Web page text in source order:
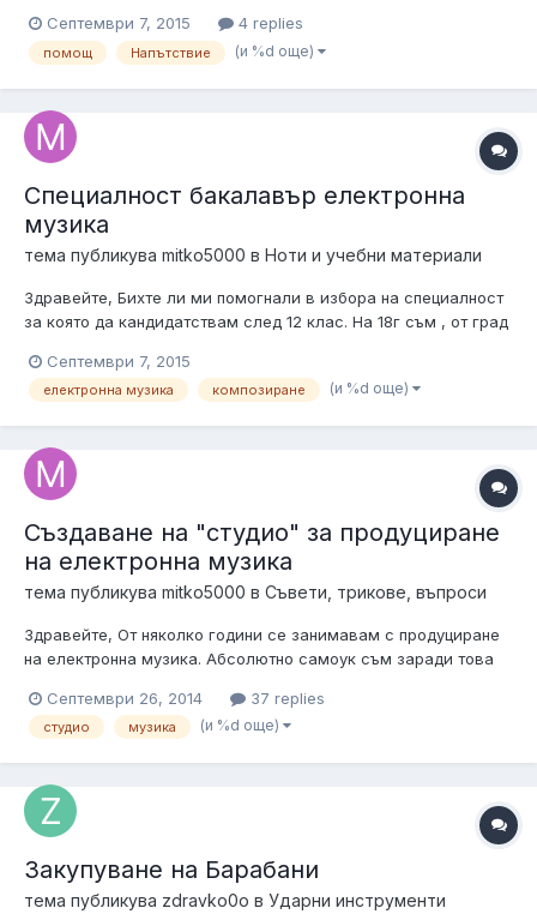
Идеята ми е с помощта на Synthesia да се науча да свиря
нещо лесно, като Fuer Elise и т.н. Бюджетът ми е до 200лв.
Септември 7, 2015 4 replies
помощ Напътствие (и %d още)
Специалност бакалавър електронна
музика
тема публикува mitko5000 в Ноти и учебни материали
Здравейте, Бихте ли ми помогнали в избора на специалност
за която да кандидатствам след 12 клас. На 18г съм , от град
електронна музика със софтуер. Винаги съм искал да се
занимавам в студио и да създавам или преработвам
Септември 7, 2015
електронна музика композиране (и %d още)
Създаване на "студио" за продуциране
на електронна музика
тема публикува mitko5000 в Съвети, трикове, въпроси
Здравейте, От няколко години се занимавам с продуциране
на електронна музика. Абсолютно самоук съм заради това
създадените от мен тракове и мисля, че това което ме спира
в моето развитие е техниката. Още като започнах си взех
Септември 26, 2014 37 replies
студио музика (и %d още)
Закупуване на Барабани
тема публикува zdravko0o в Ударни инструменти